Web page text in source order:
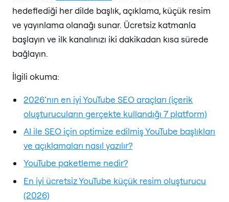
hedeflediği her dilde başlık, açıklama, küçük resim
ve yayınlama olanağı sunar. Ücretsiz katmanla
başlayın ve ilk kanalınızı iki dakikadan kısa sürede
bağlayın.
İlgili okuma:
2026’nın en iyi YouTube SEO araçları (içerik
oluşturucuların gerçekte kullandığı 7 platform)
AI ile SEO için optimize edilmiş YouTube başlıkları
ve açıklamaları nasıl yazılır?
YouTube paketleme nedir?
En iyi ücretsiz YouTube küçük resim oluşturucu
(2026)